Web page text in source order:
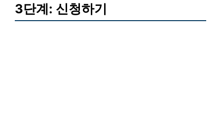
3단계: 신청하기